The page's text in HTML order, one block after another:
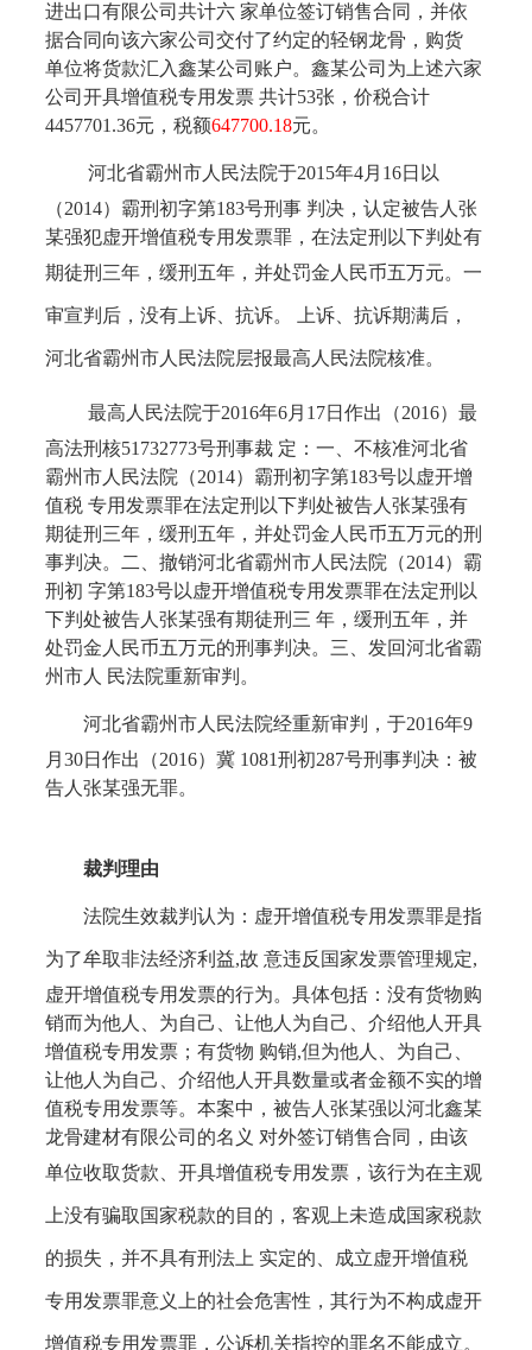
进出口有限公司共计六 家单位签订销售合同，并依
据合同向该六家公司交付了约定的轻钢龙骨，购货
单位将货款汇入鑫某公司账户。鑫某公司为上述六家
公司开具增值税专用发票 共计53张，价税合计
4457701.36元，税额647700.18元。
河北省霸州市人民法院于2015年4月16日以
（2014）霸刑初字第183号刑事 判决，认定被告人张
某强犯虚开增值税专用发票罪，在法定刑以下判处有
期徒刑三年，缓刑五年，并处罚金人民币五万元。一
审宣判后，没有上诉、抗诉。 上诉、抗诉期满后，
河北省霸州市人民法院层报最高人民法院核准。
最高人民法院于2016年6月17日作出（2016）最
高法刑核51732773号刑事裁 定：一、不核准河北省
霸州市人民法院（2014）霸刑初字第183号以虚开增
值税 专用发票罪在法定刑以下判处被告人张某强有
期徒刑三年，缓刑五年，并处罚金人民币五万元的刑
事判决。二、撤销河北省霸州市人民法院（2014）霸
刑初 字第183号以虚开增值税专用发票罪在法定刑以
下判处被告人张某强有期徒刑三 年，缓刑五年，并
处罚金人民币五万元的刑事判决。三、发回河北省霸
州市人 民法院重新审判。
河北省霸州市人民法院经重新审判，于2016年9
月30日作出（2016）冀 1081刑初287号刑事判决：被
告人张某强无罪。
裁判理由
法院生效裁判认为：虚开增值税专用发票罪是指
为了牟取非法经济利益,故 意违反国家发票管理规定,
虚开增值税专用发票的行为。具体包括：没有货物购
销而为他人、为自己、让他人为自己、介绍他人开具
增值税专用发票；有货物 购销,但为他人、为自己、
让他人为自己、介绍他人开具数量或者金额不实的增
值税专用发票等。本案中，被告人张某强以河北鑫某
龙骨建材有限公司的名义 对外签订销售合同，由该
单位收取货款、开具增值税专用发票，该行为在主观
上没有骗取国家税款的目的，客观上未造成国家税款
的损失，并不具有刑法上 实定的、成立虚开增值税
专用发票罪意义上的社会危害性，其行为不构成虚开
增值税专用发票罪，公诉机关指控的罪名不能成立。